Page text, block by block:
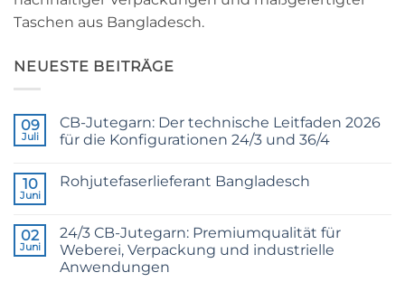
Taschen aus Bangladesch.
NEUESTE BEITRÄGE
09
Juli
CB-Jutegarn: Der technische Leitfaden 2026
für die Konfigurationen 24/3 und 36/4
zu
Yarn:
The
Technical
2026
Guide
10
Juni
Rohjutefaserlieferant Bangladesch
Raw
Jute
Fibre
Supplier
02
Juni
24/3 CB-Jutegarn: Premiumqualität für
Weberei, Verpackung und industrielle
Anwendungen